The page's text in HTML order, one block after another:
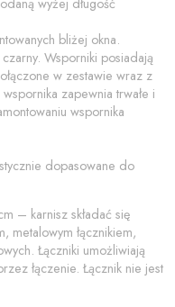
wyżej długość
bliżej okna.
czarny. Wsporniki posiadają
w zestawie wraz z
zapewnia trwałe i
wspornika
dopasowane do
– karnisz składać się
metalowym łącznikiem,
Łączniki umożliwiają
łączenie. Łącznik nie jest